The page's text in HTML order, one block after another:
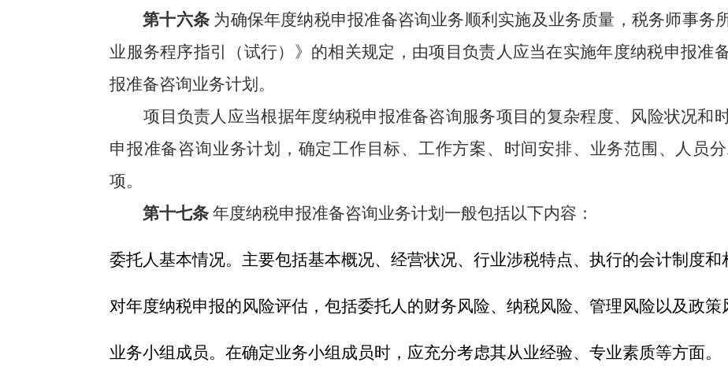
第十六条 为确保年度纳税申报准备咨询业务顺利实施及业务质量，税务师事务
业服务程序指引（试行）》的相关规定，由项目负责人应当在实施年度纳税申报准
报准备咨询业务计划。
项目负责人应当根据年度纳税申报准备咨询服务项目的复杂程度、风险状况和
申报准备咨询业务计划，确定工作目标、工作方案、时间安排、业务范围、人员
项。
第十七条 年度纳税申报准备咨询业务计划一般包括以下内容：
委托人基本情况。主要包括基本概况、经营状况、行业涉税特点、执行的会计制度和
对年度纳税申报的风险评估，包括委托人的财务风险、纳税风险、管理风险以及政策
业务小组成员。在确定业务小组成员时，应充分考虑其从业经验、专业素质等方面。